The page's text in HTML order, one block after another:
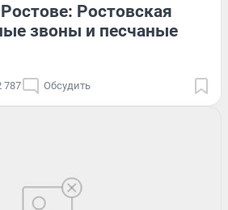
Ростовская
звоны и песчаные
787 Обсудить